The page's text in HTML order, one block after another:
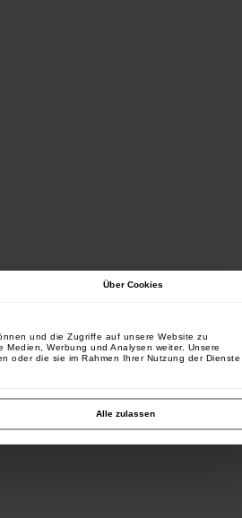
Über Cookies
und die Zugriffe auf unsere Website zu
Werbung und Analysen weiter. Unsere
oder die sie im Rahmen Ihrer Nutzung der Dienste
Alle zulassen